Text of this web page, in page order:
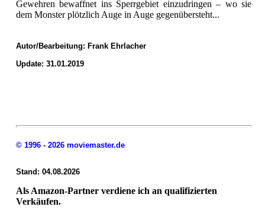
Gewehren bewaffnet ins Sperrgebiet einzudringen – wo sie
dem Monster plötzlich Auge in Auge gegenübersteht...
Autor/Bearbeitung: Frank Ehrlacher
Update: 31.01.2019
© 1996 - 2026 moviemaster.de
Stand: 04.08.2026
Als Amazon-Partner verdiene ich an qualifizierten
Verkäufen.